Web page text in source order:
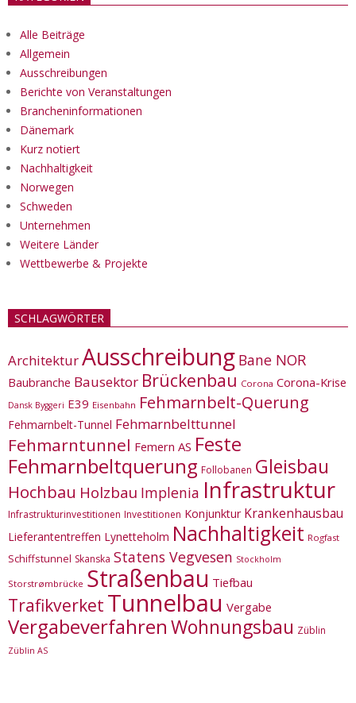
Alle Beiträge
Allgemein
Ausschreibungen
Berichte von Veranstaltungen
Brancheninformationen
Dänemark
Kurz notiert
Nachhaltigkeit
Norwegen
Schweden
Unternehmen
Weitere Länder
Wettbewerbe & Projekte
SCHLAGWÖRTER
ArchitekturAusschreibung Bane NOR
Baubranche Bausektor Brückenbau Corona Corona-Krise
Dansk Byggeri E39 Eisenbahn Fehmarnbelt-Querung
Fehmarnbelt-Tunnel Fehmarnbelttunnel
Fehmarntunnel Femern AS Feste
Fehmarnbeltquerung Follobanen Gleisbau
Hochbau Holzbau Implenia Infrastruktur
Infrastrukturinvestitionen Investitionen Konjunktur Krankenhausbau
Lieferantentreffen Lynetteholm Nachhaltigkeit Rogfast
Schiffstunnel Skanska Statens Vegvesen Stockholm
Storstrømbrücke Straßenbau Tiefbau
Trafikverket Tunnelbau Vergabe
VergabeverfahrenWohnungsbau Züblin
Züblin AS